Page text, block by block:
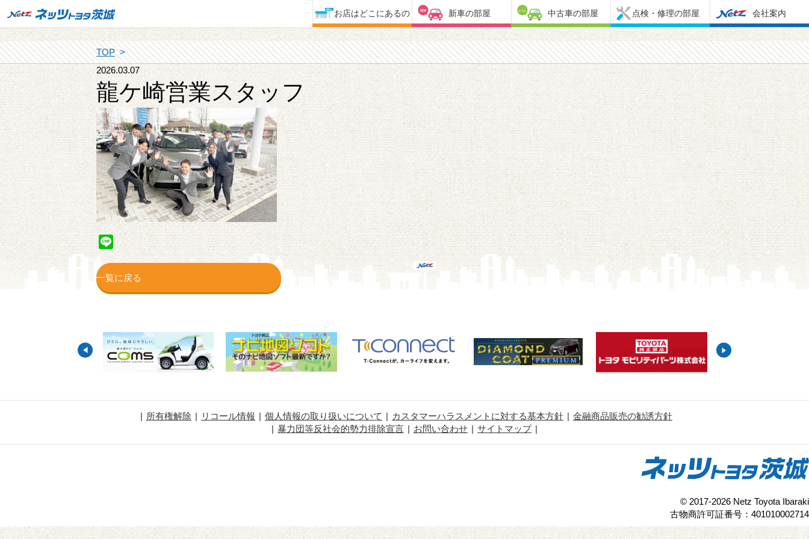
お店はどこにあるの 新車の部屋 中古車の部屋 点検・修理の部屋 会社案内
TOP
2026.03.07
龍ケ崎営業スタッフ
Line
一覧に戻る
所有権解除 リコール情報 個人情報の取り扱いについて カスタマーハラスメントに対する基本方針
金融商品販売の勧誘方針
暴力団等反社会的勢力排除宣言
お問い合わせ サイトマップ
© 2017-2026 Netz Toyota Ibaraki
古物商許可証番号：401010002714